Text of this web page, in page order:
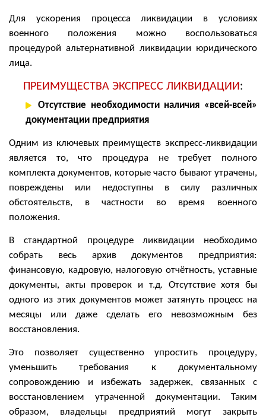
Для ускорения процесса ликвидации в условиях
военного положения можно воспользоваться
процедурой альтернативной ликвидации юридического
лица.
ПРЕИМУЩЕСТВА ЭКСПРЕСС ЛИКВИДАЦИИ :
Отсутствие необходимости наличия «всей-всей»
документации предприятия
Одним из ключевых преимуществ экспресс-ликвидации
является то, что процедура не требует полного
комплекта документов, которые часто бывают утрачены,
повреждены или недоступны в силу различных
обстоятельств, в частности во время военного
положения.
В стандартной процедуре ликвидации необходимо
собрать весь архив документов предприятия:
финансовую, кадровую, налоговую отчётность, уставные
документы, акты проверок и т.д. Отсутствие хотя бы
одного из этих документов может затянуть процесс на
месяцы или даже сделать его невозможным без
восстановления.
Это позволяет существенно упростить процедуру,
уменьшить требования к документальному
сопровождению и избежать задержек, связанных с
восстановлением утраченной документации. Таким
образом, владельцы предприятий могут закрыть